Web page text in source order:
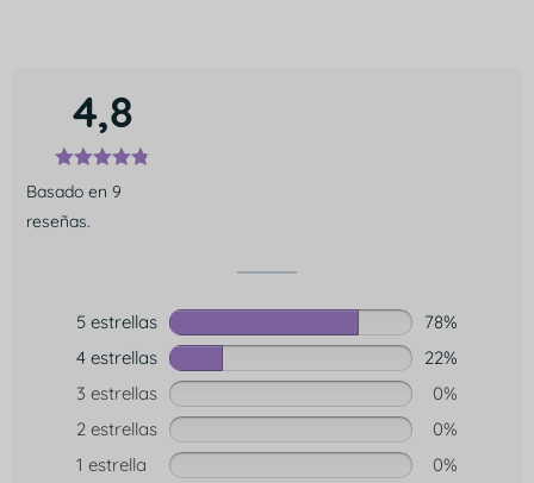
4,8
Basado en 9
reseñas.
5 estrellas
78%
4 estrellas
22%
3 estrellas
0%
2 estrellas
0%
1 estrella
0%